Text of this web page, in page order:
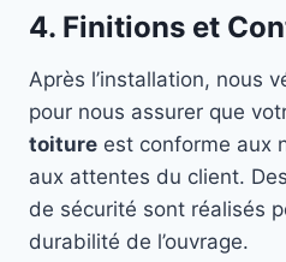
4. Finitions et
Après l’installation, nous
pour nous assurer que
toiture est conforme aux
aux attentes du client.
de sécurité sont réalisés
durabilité de l’ouvrage.